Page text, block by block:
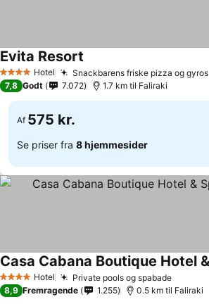
4 StjernerHotel Snackbarens friske pizza og gyros
Evita Resort
7,8 Godt 7.072 1.7 km til Faliraki
Af 575 kr.
Se priser fra 8 hjemmesider
4 StjernerHotel Private pools og spabade
8,9 Fremragende 1.255 0.5 km til Faliraki